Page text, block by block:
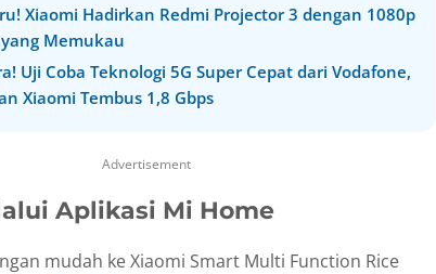
Xiaomi Hadirkan Redmi Projector 3 dengan 1080p
Memukau
Uji Coba Teknologi 5G Super Cepat dari Vodafone,
Xiaomi Tembus 1,8 Gbps
Advertisement
Aplikasi Mi Home
mudah ke Xiaomi Smart Multi Function Rice